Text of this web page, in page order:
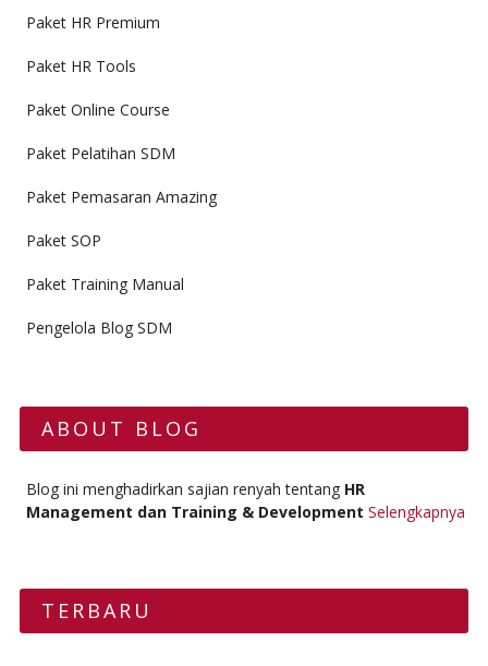
Paket HR Premium
Paket HR Tools
Paket Online Course
Paket Pelatihan SDM
Paket Pemasaran Amazing
Paket SOP
Paket Training Manual
Pengelola Blog SDM
ABOUT BLOG
Blog ini menghadirkan sajian renyah tentang HR
Management dan Training & Development Selengkapnya
TERBARU